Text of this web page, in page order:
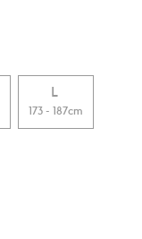
L
173 - 187cm